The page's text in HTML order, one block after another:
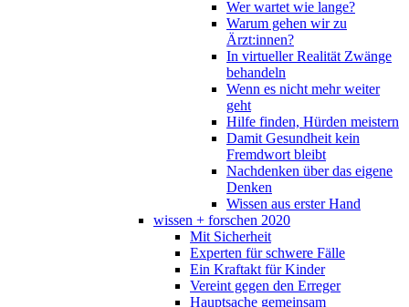
Wer wartet wie lange?
Warum gehen wir zu
Ärzt:innen?
In virtueller Realität Zwänge
behandeln
Wenn es nicht mehr weiter
geht
Hilfe finden, Hürden meistern
Damit Gesundheit kein
Fremdwort bleibt
Nachdenken über das eigene
Denken
Wissen aus erster Hand
wissen + forschen 2020
Mit Sicherheit
Experten für schwere Fälle
Ein Kraftakt für Kinder
Vereint gegen den Erreger
Hauptsache gemeinsam